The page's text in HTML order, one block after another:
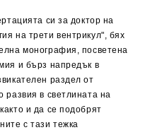
си за доктор на
на трети вентрикул", бях
монография, посветена
и бърз напредък в
раздел от
развия в светлината на
и да се подобрят
с тази тежка